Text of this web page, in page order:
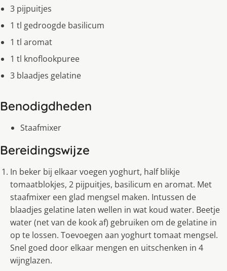
3 pijpuitjes
1 tl gedroogde basilicum
1 tl aromat
1 tl knoflookpuree
3 blaadjes gelatine
Benodigdheden
Staafmixer
Bereidingswijze
In beker bij elkaar voegen yoghurt, half blikje
tomaatblokjes, 2 pijpuitjes, basilicum en aromat. Met
staafmixer een glad mengsel maken. Intussen de
blaadjes gelatine laten wellen in wat koud water. Beetje
water (net van de kook af) gebruiken om de gelatine in
op te lossen. Toevoegen aan yoghurt tomaat mengsel.
Snel goed door elkaar mengen en uitschenken in 4
wijnglazen.